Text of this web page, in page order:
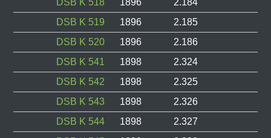
DSB K 518
1896
2.184
DSB K 519
1896
2.185
DSB K 520
1896
2.186
DSB K 541
1898
2.324
DSB K 542
1898
2.325
DSB K 543
1898
2.326
DSB K 544
1898
2.327